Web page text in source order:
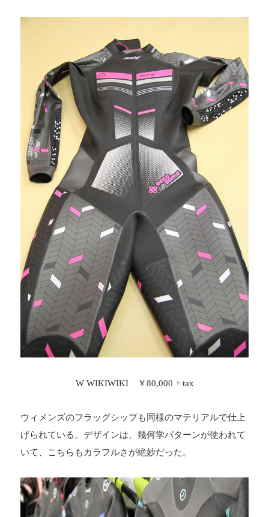
W WIKIWIKI ￥80,000 + tax
ウィメンズのフラッグシップも同様のマテリアルで仕上
げられている。デザインは、幾何学パターンが使われて
いて、こちらもカラフルさが絶妙だった。